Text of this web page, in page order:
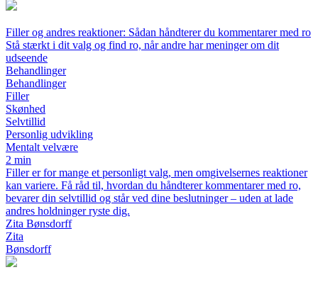
Filler og andres reaktioner: Sådan håndterer du kommentarer med ro
Stå stærkt i dit valg og find ro, når andre har meninger om dit
udseende
Behandlinger
Behandlinger
Filler
Skønhed
Selvtillid
Personlig udvikling
Mentalt velvære
2 min
Filler er for mange et personligt valg, men omgivelsernes reaktioner
kan variere. Få råd til, hvordan du håndterer kommentarer med ro,
bevarer din selvtillid og står ved dine beslutninger – uden at lade
andres holdninger ryste dig.
Zita Bønsdorff
Zita
Bønsdorff